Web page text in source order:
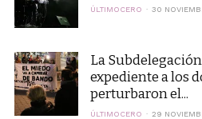
ÚLTIMOCERO 30
La
expediente a los
perturbaron el...
ÚLTIMOCERO 29